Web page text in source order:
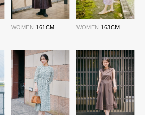
WOMEN 161CM WOMEN 163CM